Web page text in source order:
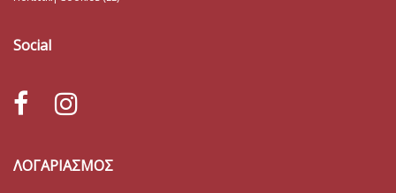
Social
ΛΟΓΑΡΙΑΣΜΟΣ